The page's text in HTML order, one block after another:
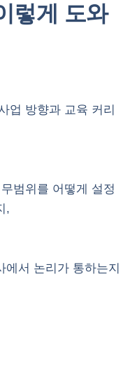
렇게 도와
업 방향과 교육 커리
범위를 어떻게 설정
,
에서 논리가 통하는지